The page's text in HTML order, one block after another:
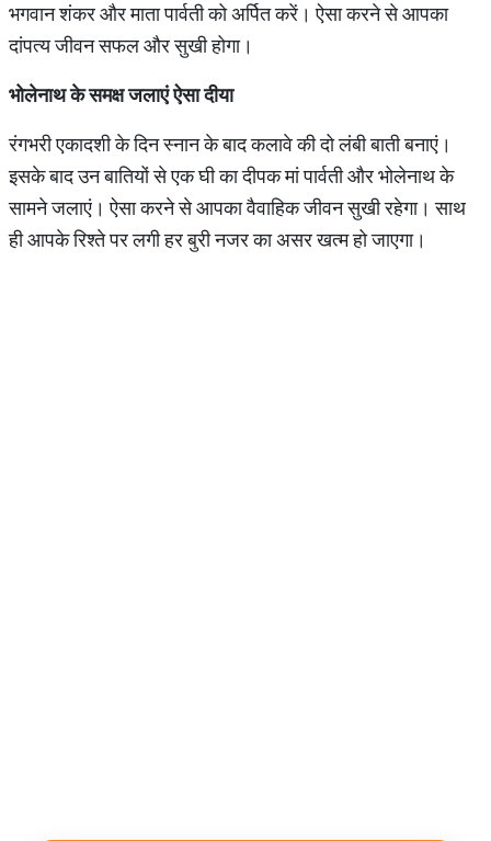
भगवान शंकर और माता पार्वती को अर्पित करें। ऐसा करने से आपका
दांपत्य जीवन सफल और सुखी होगा।
भोलेनाथकेसमक्षजलाएंऐसादीया
रंगभरी एकादशी के दिन स्नान के बाद कलावे की दो लंबी बाती बनाएं।
इसके बाद उन बातियों से एक घी का दीपक मां पार्वती और भोलेनाथ के
सामने जलाएं। ऐसा करने से आपका वैवाहिक जीवन सुखी रहेगा। साथ
ही आपके रिश्ते पर लगी हर बुरी नजर का असर खत्म हो जाएगा।